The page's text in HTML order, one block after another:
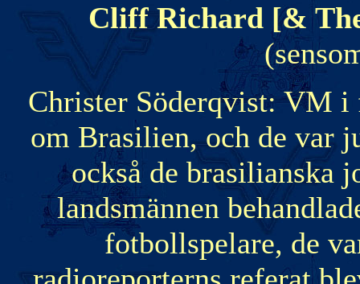
Cliff Richard [&
Christer Söderqvist: VM
om Brasilien, och de var
också de brasilianska
landsmännen
fotbollspelare, de